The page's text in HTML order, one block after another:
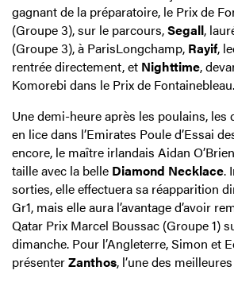
gagnant de la préparatoire, le Prix de
(Groupe 3), sur le parcours,Segall,
(Groupe 3), à ParisLongchamp, Rayif,
rentrée directement, et Nighttime,
Komorebi dans le Prix de Fontainebleau.
Une demi-heure après les poulains, les
en lice dans l’Emirates Poule d’Essai
encore, le maître irlandais Aidan
taille avec la belle Diamond Necklace.
sorties, elle effectuera sa réapparition
Gr1, mais elle aura l’avantage d’avoir
Qatar Prix Marcel Boussac (Groupe 1)
dimanche. Pour l’Angleterre, Simon et
présenterZanthos, l’une des